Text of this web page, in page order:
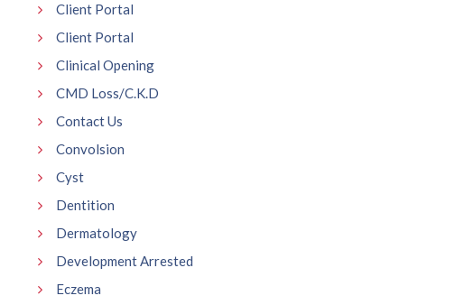
Client Portal
Client Portal
Clinical Opening
CMD Loss/C.K.D
Contact Us
Convolsion
Cyst
Dentition
Dermatology
Development Arrested
Eczema